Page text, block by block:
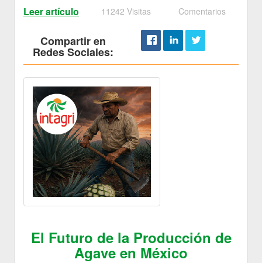
Leer artículo 11242 Visitas Comentarios
Compartir en
Redes Sociales:
El Futuro de la Producción de
Agave en México